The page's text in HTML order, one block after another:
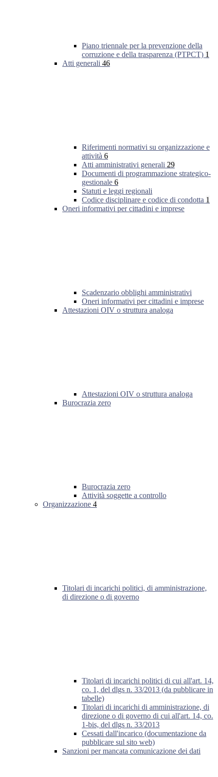
Piano triennale per la prevenzione della
corruzione e della trasparenza (PTPCT) 1
Atti generali 46
Riferimenti normativi su organizzazione e
attività 6
Atti amministrativi generali 29
Documenti di programmazione strategico-
gestionale 6
Statuti e leggi regionali
Codice disciplinare e codice di condotta 1
Oneri informativi per cittadini e imprese
Scadenzario obblighi amministrativi
Oneri informativi per cittadini e imprese
Attestazioni OIV o struttura analoga
Attestazioni OIV o struttura analoga
Burocrazia zero
Burocrazia zero
Attività soggette a controllo
Organizzazione 4
Titolari di incarichi politici, di amministrazione,
di direzione o di governo
Titolari di incarichi politici di cui all'art. 14,
co. 1, del dlgs n. 33/2013 (da pubblicare in
tabelle)
Titolari di incarichi di amministrazione, di
direzione o di governo di cui all'art. 14, co.
1-bis, del dlgs n. 33/2013
Cessati dall'incarico (documentazione da
pubblicare sul sito web)
Sanzioni per mancata comunicazione dei dati